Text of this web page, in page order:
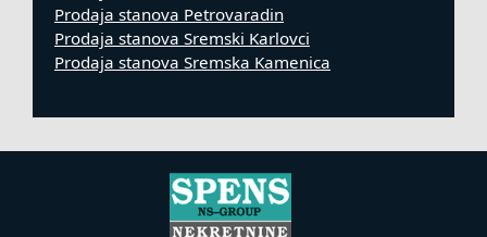
Prodaja stanova Petrovaradin
Prodaja stanova Sremski Karlovci
Prodaja stanova Sremska Kamenica